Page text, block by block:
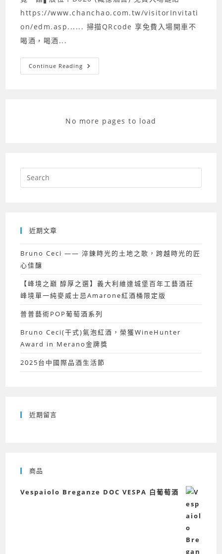
https://www.chanchao.com.tw/visitorInvitati
on/edm.asp...... 掃描QRcode 享免費入場開車不
喝酒，喝酒...
Continue Reading 2025
台
純
飲
No more pages to load
近期文章
Bruno Ceci —— 淬鍊時光的土地之歌，跨越時光的匠
心佳釀
【峰境之巔 醇厚之選】義大利維達城堡百年工藝酒莊
峰境單一純麥威士忌Amarone紅酒桶限定版
普普藝術POP葡萄酒系列
Bruno Ceci(干式)氣泡紅酒，榮獲WineHunter
Award in Merano金牌獎
2025台中國際品酒生活節
近期留言
商品
Vespaiolo Breganze DOC VESPA 白葡萄酒